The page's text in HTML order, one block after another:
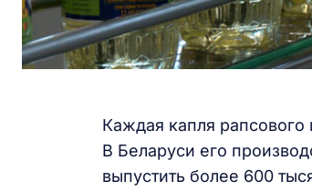
Каждая капля рапсового
В Беларуси его
выпустить более 600